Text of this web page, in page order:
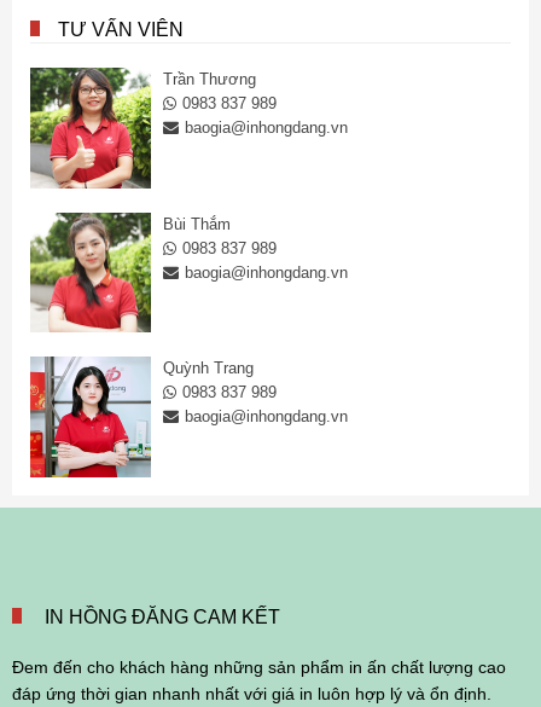
TƯ VẤN VIÊN
Trần Thương
0983 837 989
baogia@inhongdang.vn
Bùi Thắm
0983 837 989
baogia@inhongdang.vn
Quỳnh Trang
0983 837 989
baogia@inhongdang.vn
IN HỒNG ĐĂNG CAM KẾT
Đem đến cho khách hàng những sản phẩm in ấn chất lượng cao
đáp ứng thời gian nhanh nhất với giá in luôn hợp lý và ổn định.